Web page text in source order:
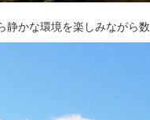
かな環境を楽しみながら